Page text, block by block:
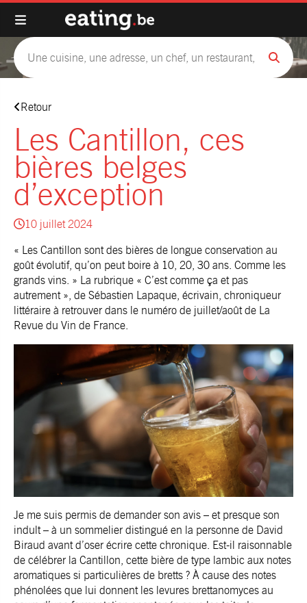
Retour
Les Cantillon, ces
bières belges
d’exception
10 juillet 2024
« Les Cantillon sont des bières de longue conservation au
goût évolutif, qu’on peut boire à 10, 20, 30 ans. Comme les
grands vins. » La rubrique « C’est comme ça et pas
autrement », de Sébastien Lapaque, écrivain, chroniqueur
littéraire à retrouver dans le numéro de juillet/août de La
Revue du Vin de France.
Je me suis permis de demander son avis – et presque son
indult – à un sommelier distingué en la personne de David
Biraud avant d’oser écrire cette chronique. Est-il raisonnable
de célébrer la Cantillon, cette bière de type lambic aux notes
aromatiques si particulières de bretts ? À cause des notes
phénolées que lui donnent les levures brettanomyces au